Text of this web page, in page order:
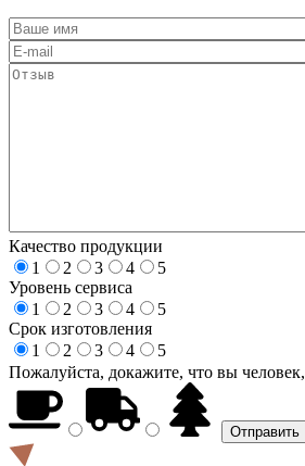
Качество продукции
1
2 3 4
5
Уровень сервиса
1
2 3 4
5
Срок изготовления
1
2 3 4
5
Пожалуйста, докажите, что вы